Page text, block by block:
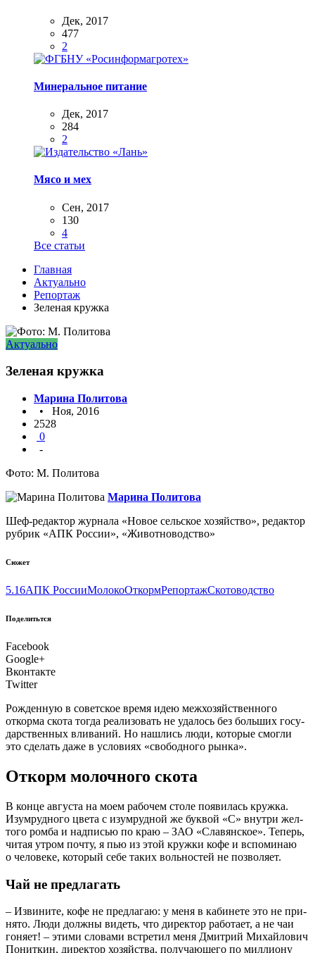
Дек, 2017
477
2
Минеральное питание
Дек, 2017
284
2
Мясо и мех
Сен, 2017
130
4
Все статьи
Главная
Актуально
Репортаж
Зеленая кружка
Актуально
Зеленая кружка
Марина Политова
• Ноя, 2016
2528
0
-
Фото: М. Политова
Марина Политова
Шеф-редактор журнала «Новое сельское хозяйство», редактор
рубрик «АПК России», «Животноводство»
Сюжет
5.16АПК РоссииМолокоОткормРепортажСкотоводство
Поделитьтся
Facebook
Google+
Вконтакте
Twitter
Рож­ден­ную в совет­ское вре­мя идею меж­хо­зяй­ствен­но­го
откор­ма ско­та тогда реа­ли­зо­вать не уда­лось без боль­ших госу­
дар­ствен­ных вли­ва­ний. Но нашлись люди, кото­рые смог­ли
это сде­лать даже в усло­ви­ях «сво­бод­но­го рынка».
Откорм молочного скота
В кон­це авгу­ста на моем рабо­чем сто­ле появи­лась круж­ка.
Изу­мруд­но­го цве­та с изу­мруд­ной же бук­вой «С» внут­ри жел­
то­го ром­ба и над­пи­сью по краю – ЗАО «Сла­вян­ское». Теперь,
читая утром почту, я пью из этой круж­ки кофе и вспо­ми­наю
о чело­ве­ке, кото­рый себе таких воль­но­стей не позволяет.
Чай не предлагать
– Изви­ни­те, кофе не пред­ла­гаю: у меня в каби­не­те это не при­
ня­то. Люди долж­ны видеть, что дирек­тор рабо­та­ет, а не чаи
гоня­ет! – эти­ми сло­ва­ми встре­тил меня Дмит­рий Михай­ло­вич
Понит­кин, дирек­тор хозяй­ства, полу­ча­ю­ще­го по мил­ли­о­ну